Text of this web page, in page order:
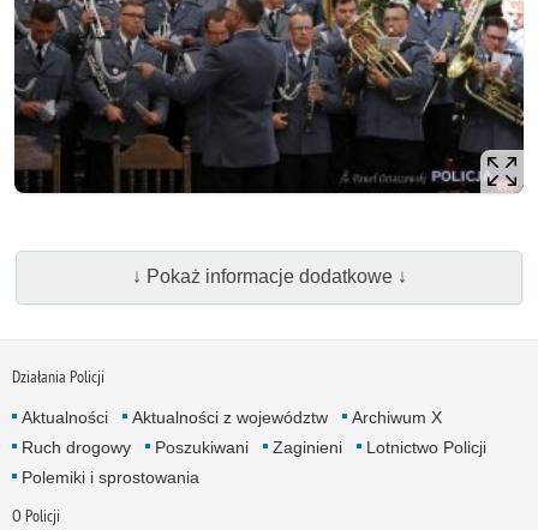
↓ Pokaż informacje dodatkowe ↓
Działania Policji
Aktualności Aktualności z województw
Archiwum X
Ruch drogowy
Poszukiwani Zaginieni
Lotnictwo Policji
Polemiki i sprostowania
O Policji